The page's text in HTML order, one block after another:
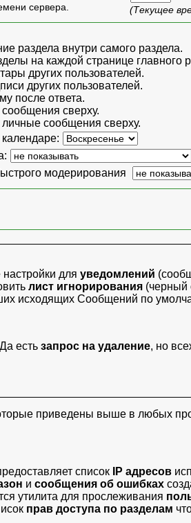
сервера. (Текущее
раздела внутри самого раздела.
на каждой странице главного
других пользователей.
других пользователей.
после ответа.
сверху.
сообщения сверху.
модерирования
для уведомлений
лист игнорирования(черный
исходящих Сообщений по
есть запрос на удаление, но
приведены выше в любых
список IP адресов
и сообщения об ошибках
утилита для прослеживания
прав доступа по разделам